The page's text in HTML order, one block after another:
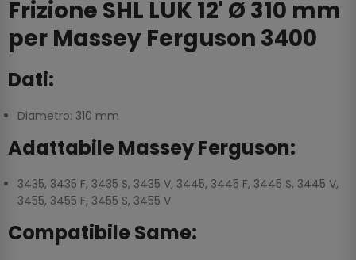
Frizione SHL LUK 12' Ø 310 mm
per Massey Ferguson 3400
Dati:
Diametro: 310 mm
Adattabile Massey Ferguson:
3435, 3435 F, 3435 S, 3435 V, 3445, 3445 F, 3445 S, 3445 V,
3455, 3455 F, 3455 S, 3455 V
Compatibile Same: